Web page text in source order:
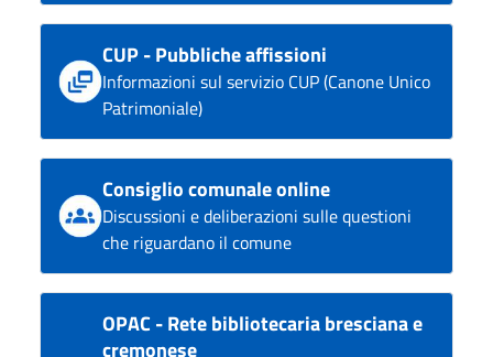
CUP - Pubbliche affissioni
Informazioni sul servizio CUP (Canone Unico
Patrimoniale)
Consiglio comunale online
Discussioni e deliberazioni sulle questioni
che riguardano il comune
OPAC - Rete bibliotecaria bresciana e
cremonese